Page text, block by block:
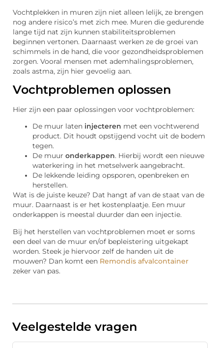
Vochtplekken in muren zijn niet alleen lelijk, ze brengen
nog andere risico’s met zich mee. Muren die gedurende
lange tijd nat zijn kunnen stabiliteitsproblemen
beginnen vertonen. Daarnaast werken ze de groei van
schimmels in de hand, die voor gezondheidsproblemen
zorgen. Vooral mensen met ademhalingsproblemen,
zoals astma, zijn hier gevoelig aan.
Vochtproblemen oplossen
Hier zijn een paar oplossingen voor vochtproblemen:
De muur laten injecteren met een vochtwerend
product. Dit houdt opstijgend vocht uit de bodem
tegen.
De muur onderkappen. Hierbij wordt een nieuwe
waterkering in het metselwerk aangebracht.
De lekkende leiding opsporen, openbreken en
herstellen.
Wat is de juiste keuze? Dat hangt af van de staat van de
muur. Daarnaast is er het kostenplaatje. Een muur
onderkappen is meestal duurder dan een injectie.
Bij het herstellen van vochtproblemen moet er soms
een deel van de muur en/of bepleistering uitgekapt
worden. Steek je hiervoor zelf de handen uit de
mouwen? Dan komt een Remondis afvalcontainer
zeker van pas.
Veelgestelde vragen